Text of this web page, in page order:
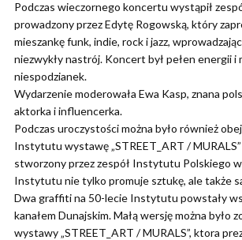
Podczas wieczornego koncertu wystąpił
prowadzony przez Edytę Rogowską, który
mieszankę funk, indie, rock i jazz,
niezwykły nastrój. Koncert był pełen energii i
niespodzianek.
Wydarzenie moderowała Ewa Kasp, znana
aktorka i influencerka.
Podczas uroczystości można było również
Instytutu wystawę „STREET_ART /
stworzony przez zespół Instytutu Polskiego
Instytutu nie tylko promuje sztukę, ale także
Dwa graffiti na 50-lecie Instytutu powstały
kanałem Dunajskim. Małą wersję można było
wystawy „STREET_ART / MURALS”, ktora